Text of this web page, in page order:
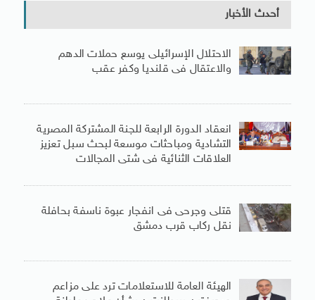
أحدث الأخبار
الاحتلال الإسرائيلى يوسع حملات الدهم
والاعتقال فى قلنديا وكفر عقب
انعقاد الدورة الرابعة للجنة المشتركة المصرية
التشادية ومباحثات موسعة لبحث سبل تعزيز
العلاقات الثنائية فى شتى المجالات
قتلى وجرحى فى انفجار عبوة ناسفة بحافلة
نقل ركاب قرب دمشق
الهيئة العامة للاستعلامات ترد على مزاعم